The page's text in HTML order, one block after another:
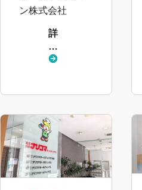
につながる
ン株式会社
詳
し
く